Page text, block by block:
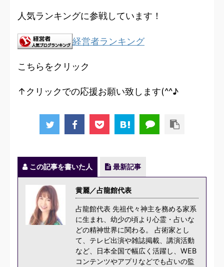
人気ランキングに参戦しています！
経営者ランキング
こちらをクリック
↑クリックでの応援お願い致します(^^♪
この記事を書いた人 最新記事
黄麗／占龍館代表
占龍館代表 先祖代々神主を務める家系
に生まれ、幼少の頃より心霊・占いな
どの精神世界に関わる。 占術家とし
て、テレビ出演や雑誌掲載、講演活動
など、日本全国で幅広く活躍し、WEB
コンテンツやアプリなどでも占いの監